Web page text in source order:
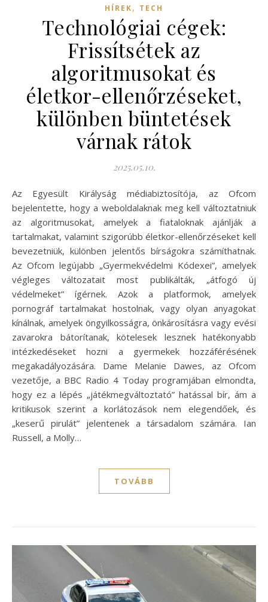
HÍREK, TECH
Technológiai cégek:
Frissítsétek az
algoritmusokat és
életkor-ellenőrzéseket,
különben büntetések
várnak rátok
2025.05.10.
Az Egyesült Királyság médiabiztosítója, az Ofcom
bejelentette, hogy a weboldalaknak meg kell változtatniuk
az algoritmusokat, amelyek a fiataloknak ajánlják a
tartalmakat, valamint szigorúbb életkor-ellenőrzéseket kell
bevezetniük, különben jelentős bírságokra számíthatnak.
Az Ofcom legújabb „Gyermekvédelmi Kódexei”, amelyek
végleges változatait most publikálták, „átfogó új
védelmeket” ígérnek. Azok a platformok, amelyek
pornográf tartalmakat hostolnak, vagy olyan anyagokat
kínálnak, amelyek öngyilkosságra, önkárosításra vagy evési
zavarokra bátorítanak, kötelesek lesznek hatékonyabb
intézkedéseket hozni a gyermekek hozzáférésének
megakadályozására. Dame Melanie Dawes, az Ofcom
vezetője, a BBC Radio 4 Today programjában elmondta,
hogy ez a lépés „játékmegváltoztató” hatással bír, ám a
kritikusok szerint a korlátozások nem elegendőek, és
„keserű pirulát” jelentenek a társadalom számára. Ian
Russell, a Molly…
TOVÁBB